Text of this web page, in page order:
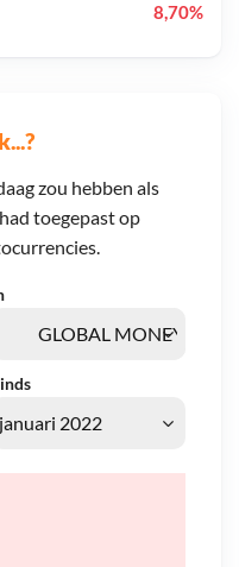
zou hebben als
toegepast op
8,70%